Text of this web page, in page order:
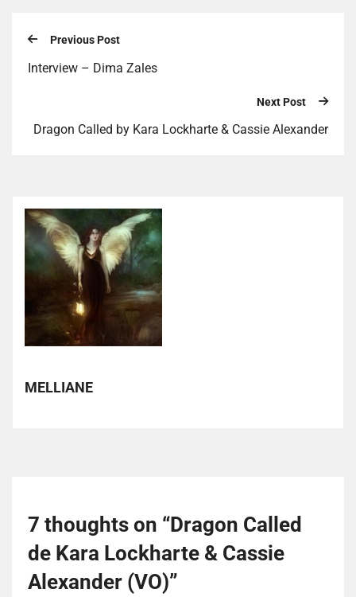
Previous Post
Interview – Dima Zales
Next Post
Dragon Called by Kara Lockharte & Cassie Alexander
MELLIANE
7 thoughts on “Dragon Called
de Kara Lockharte & Cassie
Alexander (VO)”